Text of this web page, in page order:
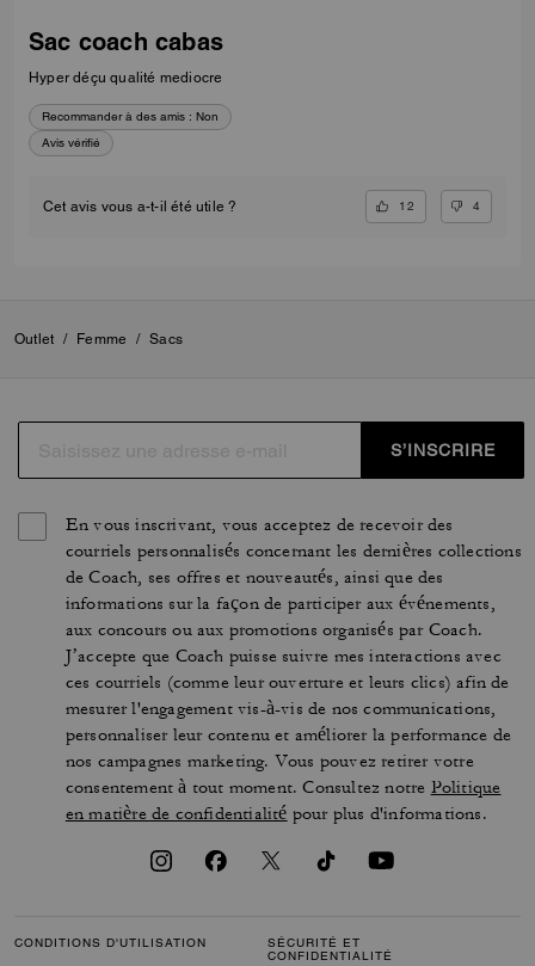
Sac coach cabas
Hyper déçu qualité mediocre
Recommander à des amis : Non
Avis vérifié
Cet avis vous a-t-il été utile ? 12 4
Outlet / Femme / Sacs
S’INSCRIRE
En vous inscrivant, vous acceptez de recevoir des
courriels personnalisés concernant les dernières collections
de Coach, ses offres et nouveautés, ainsi que des
informations sur la façon de participer aux événements,
aux concours ou aux promotions organisés par Coach.
J’accepte que Coach puisse suivre mes interactions avec
ces courriels (comme leur ouverture et leurs clics) afin de
mesurer l'engagement vis-à-vis de nos communications,
personnaliser leur contenu et améliorer la performance de
nos campagnes marketing. Vous pouvez retirer votre
consentement à tout moment. Consultez notre Politique
en matière de confidentialité pour plus d'informations.
CONDITIONS D'UTILISATION
SÉCURITÉ ET
CONFIDENTIALITÉ